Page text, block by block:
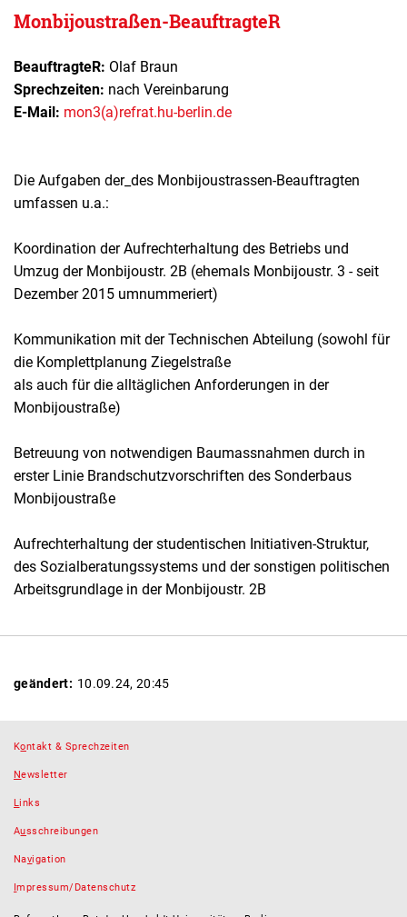
Monbijoustraßen-BeauftragteR
BeauftragteR: Olaf Braun
Sprechzeiten: nach Vereinbarung
E-Mail: mon3(a)refrat.hu-berlin.de
Die Aufgaben der_des Monbijoustrassen-Beauftragten
umfassen u.a.:
Koordination der Aufrechterhaltung des Betriebs und
Umzug der Monbijoustr. 2B (ehemals Monbijoustr. 3 - seit
Dezember 2015 umnummeriert)
Kommunikation mit der Technischen Abteilung (sowohl für
die Komplettplanung Ziegelstraße
als auch für die alltäglichen Anforderungen in der
Monbijoustraße)
Betreuung von notwendigen Baumassnahmen durch in
erster Linie Brandschutzvorschriften des Sonderbaus
Monbijoustraße
Aufrechterhaltung der studentischen Initiativen-Struktur,
des Sozialberatungssystems und der sonstigen politischen
Arbeitsgrundlage in der Monbijoustr. 2B
geändert: 10.09.24, 20:45
Kontakt & Sprechzeiten
Newsletter
Links
Ausschreibungen
Navigation
Impressum/Datenschutz